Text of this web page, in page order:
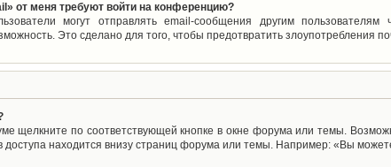
от меня требуют войти на конференцию?
могут отправлять email-сообщения другим
Это сделано для того, чтобы предотвратить злоупотребления
щелкните по соответствующей кнопке в окне форума или темы.
находится внизу страниц форума или темы. Например: «Вы